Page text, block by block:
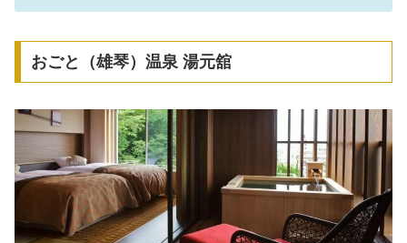
おごと（雄琴）温泉 湯元舘